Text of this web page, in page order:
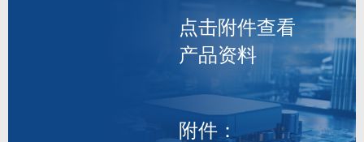
点击附件查看
产品资料
附件：